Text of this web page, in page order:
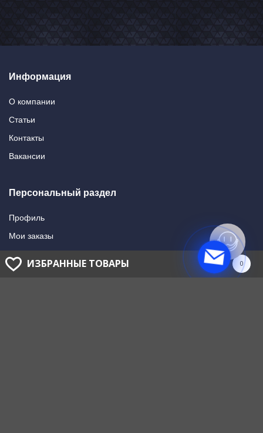
Информация
О компании
Статьи
Контакты
Вакансии
Персональный раздел
Профиль
Мои заказы
Мои подписки
Написать в поддержку
ИЗБРАННЫЕ ТОВАРЫ 0